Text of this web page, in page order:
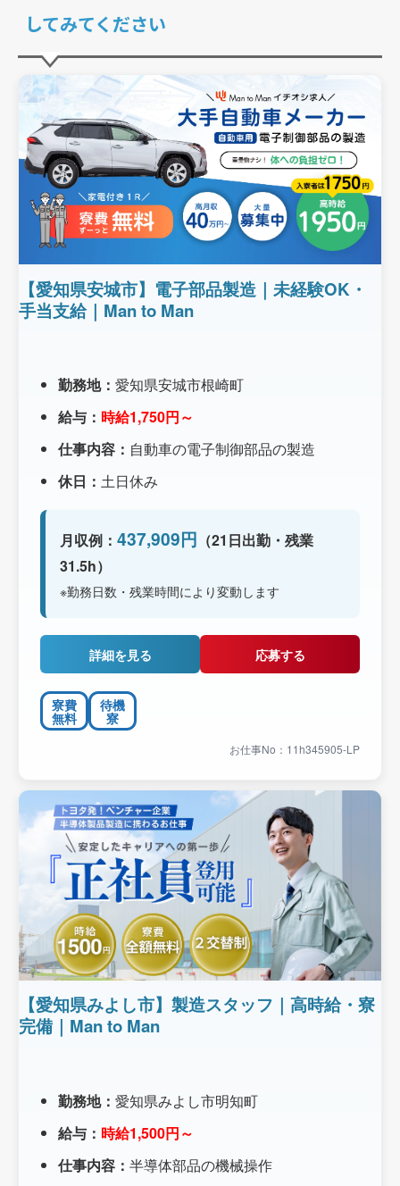
してみてください
【愛知県安城市】電子部品製造｜未経験OK・
手当支給｜Man to Man
勤務地： 愛知県安城市根崎町
給与： 時給1,750円～
仕事内容： 自動車の電子制御部品の製造
休日： 土日休み
月収例： 437,909円 （21日出勤・残業
31.5h）
※勤務日数・残業時間により変動します
詳細を見る 応募する
寮費
無料
待機
寮
お仕事No：11h345905-LP
【愛知県みよし市】製造スタッフ｜高時給・寮
完備｜Man to Man
勤務地： 愛知県みよし市明知町
給与： 時給1,500円～
仕事内容： 半導体部品の機械操作